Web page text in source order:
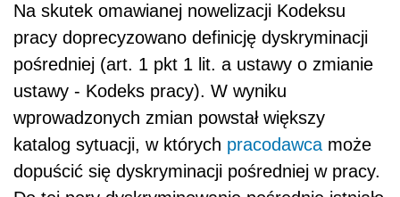
Na skutek omawianej nowelizacji Kodeksu
pracy doprecyzowano definicję dyskryminacji
pośredniej (art. 1 pkt 1 lit. a ustawy o zmianie
ustawy - Kodeks pracy). W wyniku
wprowadzonych zmian powstał większy
katalog sytuacji, w których pracodawca może
dopuścić się dyskryminacji pośredniej w pracy.